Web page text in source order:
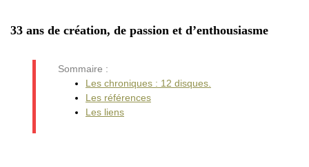
33 ans de création, de passion et d’enthousiasme
Sommaire :
Les chroniques : 12 disques.
Les références
Les liens